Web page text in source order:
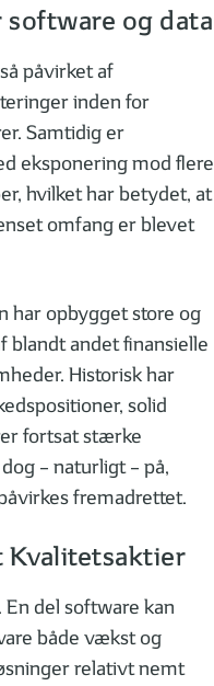
og data
påvirket af
inden for
Samtidig er
eksponering mod flere
hvilket har betydet, at
omfang er blevet
har opbygget store og
blandt andet finansielle
Historisk har
solid
fortsat stærke
– naturligt – på,
fremadrettet.
Kvalitetsaktier
del software kan
både vækst og
relativt nemt